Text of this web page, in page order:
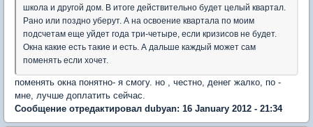
школа и другой дом. В итоге действительно будет целый квартал.
Рано или поздно уберут. А на освоение квартала по моим
подсчетам еще уйдет года три-четыре, если кризисов не будет.
Окна какие есть такие и есть. А дальше каждый может сам
поменять если хочет.
поменять окна понятно- я смогу. но , честно, денег жалко, по -
мне, лучше доплатить сейчас.
Сообщение отредактировал dubyan: 16 January 2012 - 21:34